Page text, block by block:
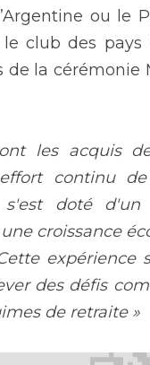
ou le
club des pays
la cérémonie
les acquis
continu
doté d'un
croissance
expérience
des défis
de retraite »